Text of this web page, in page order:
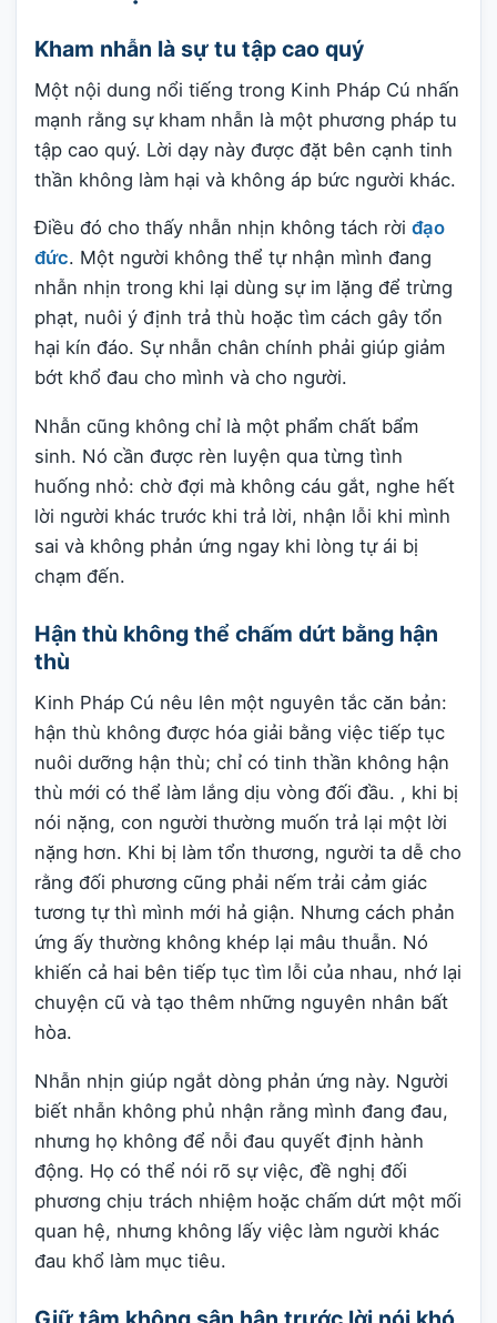
Kham nhẫn là sự tu tập cao quý
Một nội dung nổi tiếng trong Kinh Pháp Cú nhấn
mạnh rằng sự kham nhẫn là một phương pháp tu
tập cao quý. Lời dạy này được đặt bên cạnh tinh
thần không làm hại và không áp bức người khác.
Điều đó cho thấy nhẫn nhịn không tách rời đạo
đức. Một người không thể tự nhận mình đang
nhẫn nhịn trong khi lại dùng sự im lặng để trừng
phạt, nuôi ý định trả thù hoặc tìm cách gây tổn
hại kín đáo. Sự nhẫn chân chính phải giúp giảm
bớt khổ đau cho mình và cho người.
Nhẫn cũng không chỉ là một phẩm chất bẩm
sinh. Nó cần được rèn luyện qua từng tình
huống nhỏ: chờ đợi mà không cáu gắt, nghe hết
lời người khác trước khi trả lời, nhận lỗi khi mình
sai và không phản ứng ngay khi lòng tự ái bị
chạm đến.
Hận thù không thể chấm dứt bằng hận
thù
Kinh Pháp Cú nêu lên một nguyên tắc căn bản:
hận thù không được hóa giải bằng việc tiếp tục
nuôi dưỡng hận thù; chỉ có tinh thần không hận
thù mới có thể làm lắng dịu vòng đối đầu. , khi bị
nói nặng, con người thường muốn trả lại một lời
nặng hơn. Khi bị làm tổn thương, người ta dễ cho
rằng đối phương cũng phải nếm trải cảm giác
tương tự thì mình mới hả giận. Nhưng cách phản
ứng ấy thường không khép lại mâu thuẫn. Nó
khiến cả hai bên tiếp tục tìm lỗi của nhau, nhớ lại
chuyện cũ và tạo thêm những nguyên nhân bất
hòa.
Nhẫn nhịn giúp ngắt dòng phản ứng này. Người
biết nhẫn không phủ nhận rằng mình đang đau,
nhưng họ không để nỗi đau quyết định hành
động. Họ có thể nói rõ sự việc, đề nghị đối
phương chịu trách nhiệm hoặc chấm dứt một mối
quan hệ, nhưng không lấy việc làm người khác
đau khổ làm mục tiêu.